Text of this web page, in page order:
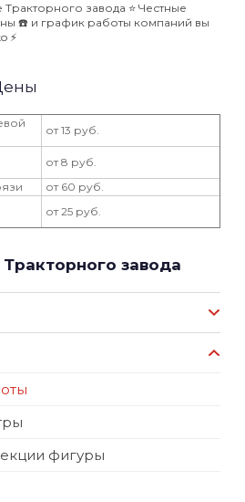
завода ⭐️ Честные
☎️ и график работы компаний вы
⚡️
от 13 руб.
от 8 руб.
от 60 руб.
от 25 руб.
завода
фигуры